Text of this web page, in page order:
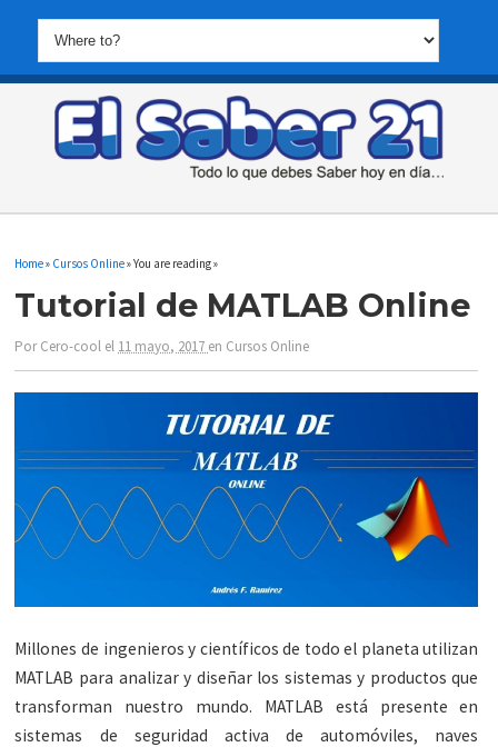
Home» Cursos Online» You are reading »
Tutorial de MATLAB Online
PorCero-cool el 11 mayo, 2017 en Cursos Online
Millones de ingenieros y científicos de todo el planeta utilizan
MATLAB para analizar y diseñar los sistemas y productos que
transforman nuestro mundo. MATLAB está presente en
sistemas de seguridad activa de automóviles, naves